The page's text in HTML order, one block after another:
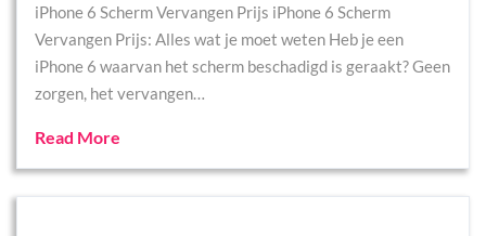
iPhone 6 Scherm Vervangen Prijs iPhone 6 Scherm
Vervangen Prijs: Alles wat je moet weten Heb je een
iPhone 6 waarvan het scherm beschadigd is geraakt? Geen
zorgen, het vervangen…
Read More